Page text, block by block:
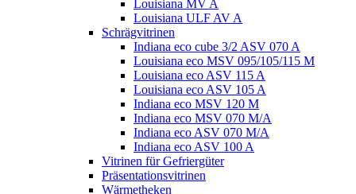
Louisiana MV A
Louisiana ULF AV A
Schrägvitrinen
Indiana eco cube 3/2 ASV 070 A
Louisiana eco MSV 095/105/115 M
Louisiana eco ASV 115 A
Louisiana eco ASV 105 A
Indiana eco MSV 120 M
Indiana eco MSV 070 M/A
Indiana eco ASV 070 M/A
Indiana eco ASV 100 A
Vitrinen für Gefriergüter
Präsentationsvitrinen
Wärmetheken